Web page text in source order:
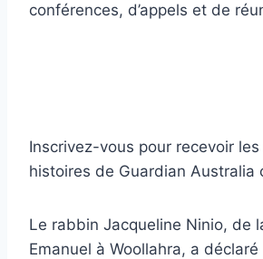
conférences, d’appels et de
Inscrivez-vous pour recevoir
histoires de Guardian Australia
Le rabbin Jacqueline Ninio, de
Emanuel à Woollahra, a déclaré